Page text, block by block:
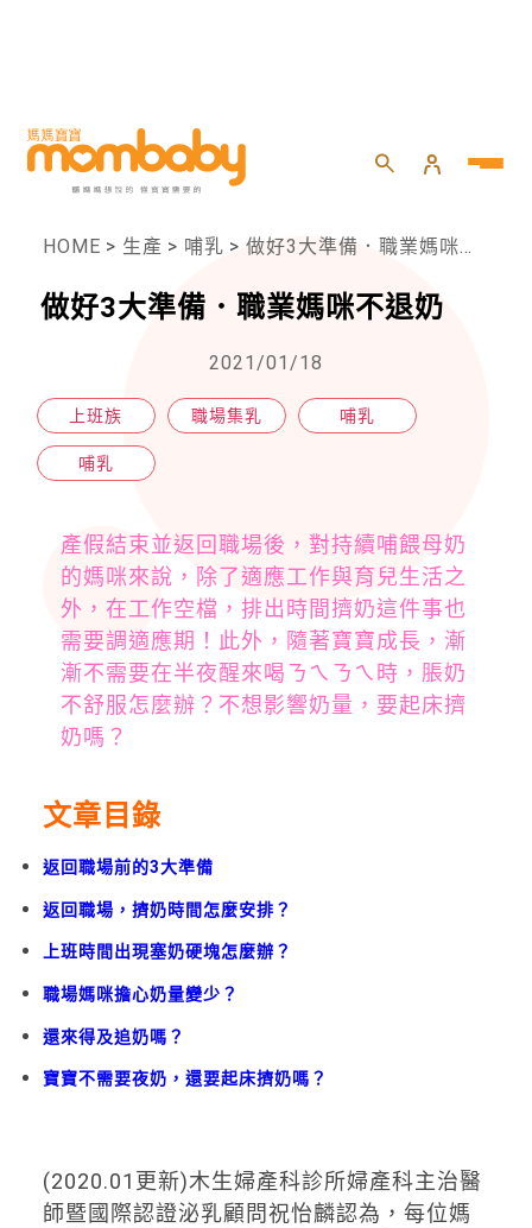
HOME > 生產 > 哺乳 > 做好3大準備．職業媽咪不退奶
做好3大準備．職業媽咪不退奶
2021/01/18
上班族 職場集乳 哺乳
哺乳
產假結束並返回職場後，對持續哺餵母奶
的媽咪來說，除了適應工作與育兒生活之
外，在工作空檔，排出時間擠奶這件事也
需要調適應期！此外，隨著寶寶成長，漸
漸不需要在半夜醒來喝ㄋㄟㄋㄟ時，脹奶
不舒服怎麼辦？不想影響奶量，要起床擠
奶嗎？
文章目錄
返回職場前的3大準備
返回職場，擠奶時間怎麼安排？
上班時間出現塞奶硬塊怎麼辦？
職場媽咪擔心奶量變少？
還來得及追奶嗎？
寶寶不需要夜奶，還要起床擠奶嗎？
(2020.01更新)木生婦產科診所婦產科主治醫
師暨國際認證泌乳顧問祝怡麟認為，每位媽